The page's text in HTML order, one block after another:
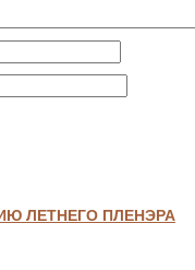
ЛЕТНЕГО ПЛЕНЭРА